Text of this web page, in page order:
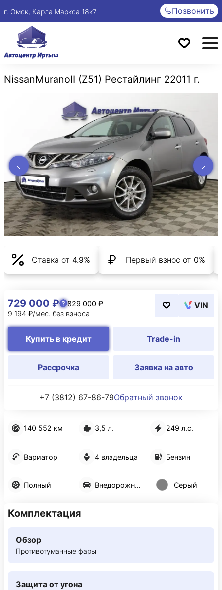
г. Омск, Карла Маркса 18к7 Позвонить
NissanMuranoII (Z51) Рестайлинг 22011 г.
Ставка от 4.9% Первый взнос от 0%
140 552 км 3,5 л. 249 л.с.
Вариатор 4 владельца Бензин
Полный Внедорожник 5 дв. Серый
729 000 ₽
829 000 ₽
9 194 ₽/мес. без взноса
VIN
Купить в кредит Trade-in
Рассрочка Заявка на авто
+7 (3812) 67-86-79Обратный звонок
Комплектация
Обзор
Противотуманные фары
Защита от угона